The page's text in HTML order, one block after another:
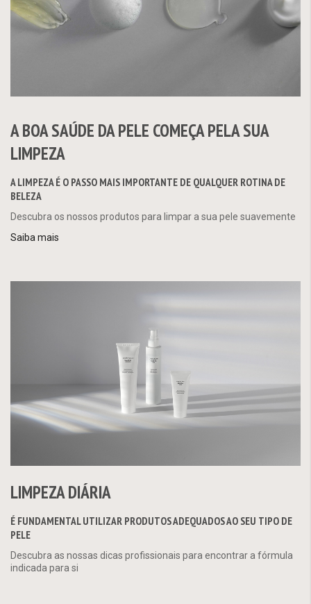
A BOA SAÚDE DA PELE COMEÇA PELA SUA
LIMPEZA
A LIMPEZA É O PASSO MAIS IMPORTANTE DE QUALQUER ROTINA DE
BELEZA
Descubra os nossos produtos para limpar a sua pele suavemente
Saiba mais
LIMPEZA DIÁRIA
É FUNDAMENTAL UTILIZAR PRODUTOS ADEQUADOS AO SEU TIPO DE
PELE
Descubra as nossas dicas profissionais para encontrar a fórmula
indicada para si